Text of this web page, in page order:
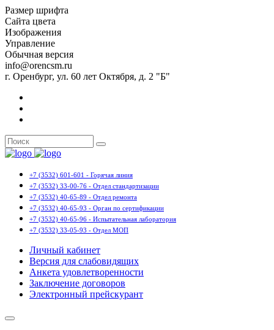
Размер шрифта
Сайта цвета
Изображения
Управление
Обычная версия
info@orencsm.ru
г. Оренбург, ул. 60 лет Октября, д. 2 "Б"
+7 (3532) 601-601 - Горячая линия
+7 (3532) 33-00-76 - Отдел стандартизации
+7 (3532) 40-65-89 - Отдел ремонта
+7 (3532) 40-65-93 - Орган по сертификации
+7 (3532) 40-65-96 - Испытательная лаборатория
+7 (3532) 33-05-93 - Отдел МОП
Личный кабинет
Версия для слабовидящих
Анкета удовлетворенности
Заключение договоров
Электронный прейскурант